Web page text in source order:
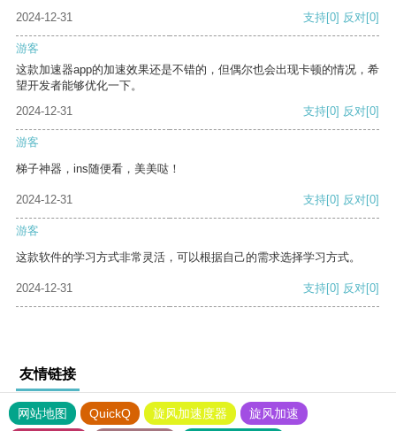
2024-12-31
支持[0] 反对[0]
游客
这款加速器app的加速效果还是不错的，但偶尔也会出现卡顿的情况，希
望开发者能够优化一下。
2024-12-31
支持[0] 反对[0]
游客
梯子神器，ins随便看，美美哒！
2024-12-31 支持[0] 反对[0]
游客
这款软件的学习方式非常灵活，可以根据自己的需求选择学习方式。
2024-12-31 支持[0] 反对[0]
友情链接
网站地图 QuickQ 旋风加速度器
旋风加速